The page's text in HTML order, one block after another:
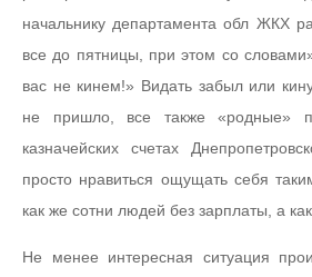
начальнику департамента обл ЖКХ
все до пятницы, при этом со
вас не кинем!» Видать забыл или
не пришло, все также «родные»
казначейских счетах
просто нравиться ощущать себя
как же сотни людей без зарплаты, а
Не менее интересная ситуация